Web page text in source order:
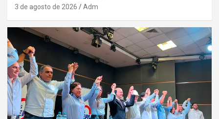
3 de agosto de 2026 Adm